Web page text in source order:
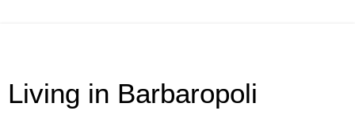
Living in Barbaropoli